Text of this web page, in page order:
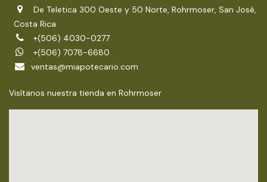
De Teletica 300 Oeste y 50 Norte, Rohrmoser, San José,
Costa Rica
+(506) 4030-0277
+(506) 7078-6680
ventas@miapotecario.com
Visítanos nuestra tienda en Rohrmoser